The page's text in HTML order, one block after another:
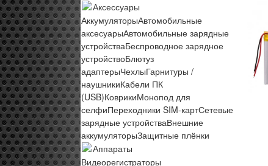
Аксессуары
АккумуляторыАвтомобильные
аксесуарыАвтомобильные зарядные
устройстваБеспроводное зарядное
устройствоБлютуз
адаптерыЧехлыГарнитуры /
наушникиКабели ПК
(USB)КоврикиМонопод для
селфиПереходники SIM-картСетевые
зарядные устройстваВнешние
аккумуляторыЗащитные плёнки
Аппараты
Видеорегистраторы